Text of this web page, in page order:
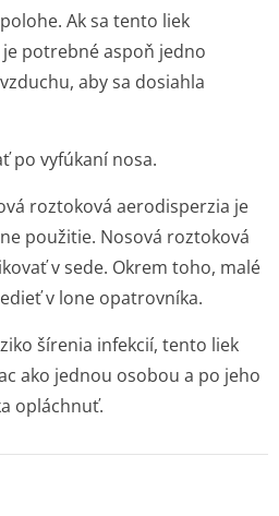
Ak sa tento liek
potrebné aspoň jedno
aby sa dosiahla
po vyfúkaní nosa.
roztoková aerodisperzia je
použitie. Nosová roztoková
v sede. Okrem toho, malé
v lone opatrovníka.
šírenia infekcií, tento liek
ako jednou osobou a po jeho
opláchnuť.